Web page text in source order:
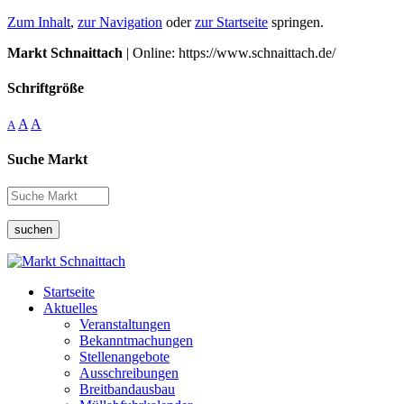
Zum Inhalt, zur Navigation oderzur Startseite springen.
Markt Schnaittach | Online: https://www.schnaittach.de/
Schriftgröße
A A A
Suche Markt
suchen
Startseite
Aktuelles
Veranstaltungen
Bekanntmachungen
Stellenangebote
Ausschreibungen
Breitbandausbau